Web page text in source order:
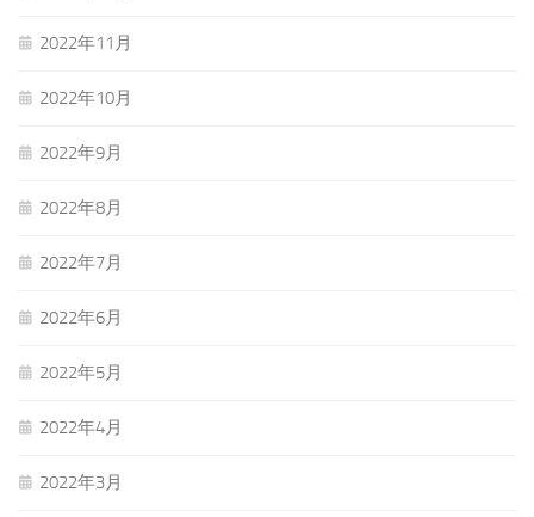
2022年11月
2022年10月
2022年9月
2022年8月
2022年7月
2022年6月
2022年5月
2022年4月
2022年3月